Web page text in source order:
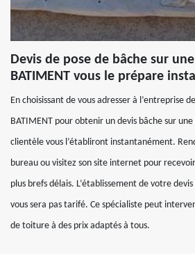
Devis de pose de bâche sur
BATIMENT vous le prépare
En choisissant de vous adresser à l’entreprise
BATIMENT pour obtenir un devis bâche sur
clientèle vous l’établiront instantanément.
bureau ou visitez son site internet pour
plus brefs délais. L’établissement de votre
vous sera pas tarifé. Ce spécialiste peut
de toiture à des prix adaptés à tous.